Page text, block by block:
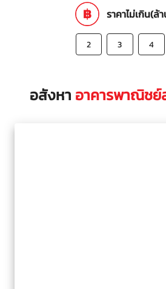
ราคาไม่เกิน(ล้
2 3 4
อสังหา อาคารพาณิชย์